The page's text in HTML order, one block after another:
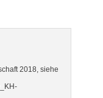
2018, siehe